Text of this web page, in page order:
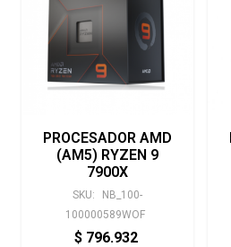
PROCESADOR AMD
(AM5) RYZEN 9
7900X
SKU:
NB_100-
100000589WOF
$ 796.932